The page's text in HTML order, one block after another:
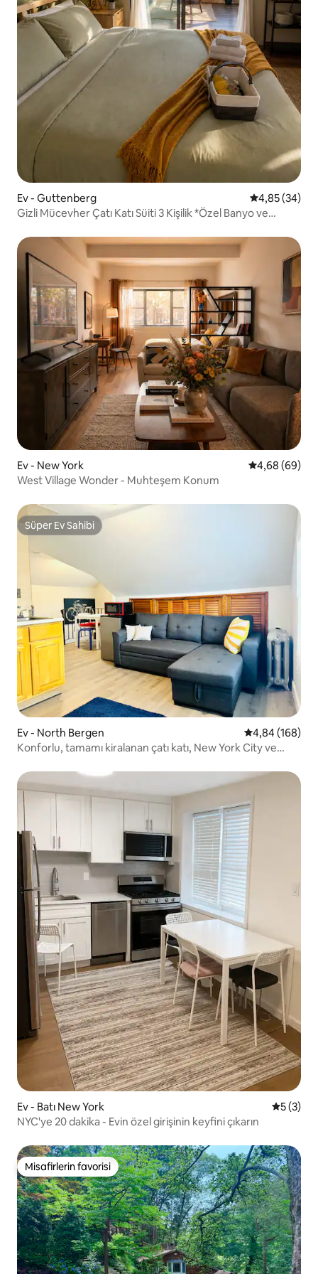
Ev - Guttenberg 5 üzerinden
4,85 (34)
Gizli Mücevher Çatı Katı Süiti 3 Kişilik *Özel Banyo ve
Ev - New York 5 üzerinden
4,68 (69)
West Village Wonder - Muhteşem Konum
Süper Ev Sahibi
Süper Ev Sahibi
Ev - North Bergen 5 üzerinden
4,84 (168)
Konforlu, tamamı kiralanan çatı katı, New York City ve
Ev - Batı New York 55 (3)
NYC'ye 20 dakika - Evin özel girişinin keyfini çıkarın
Misafirlerin favorisi
Misafirlerin favorisi